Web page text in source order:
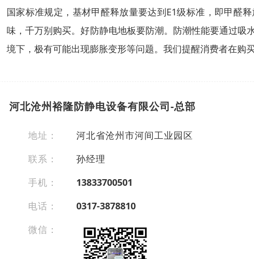
国家标准规定，基材甲醛释放量要达到E1级标准，即甲醛
味，千万别购买。好防静电地板要防潮。防潮性能要通过
境下，极有可能出现膨胀变形等问题。我们提醒消费者在购
河北沧州裕隆防静电设备有限公司-总部
地址：
河北省沧州市河间工业园区
联系：
孙经理
手机：
13833700501
电话：
0317-3878810
微信：